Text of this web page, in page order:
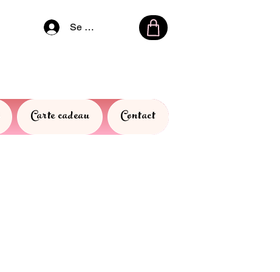
Se connecter
Carte cadeau Contact